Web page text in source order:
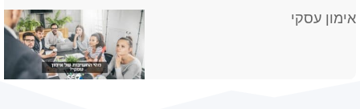
אבני דרך לעסק